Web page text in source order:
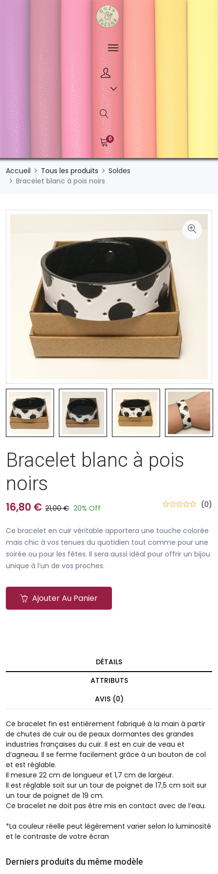
0
Accueil Tous les produits
Soldes
Bracelet blanc à pois noirs
Bracelet blanc à pois
noirs
16,80 € 21,00 € 20% Off (0)
Ce bracelet en cuir véritable apportera une touche colorée
mais chic à vos tenues du quotidien tout comme pour une
soirée ou pour les fêtes. Il sera aussi idéal pour offrir un bijou
unique à l’un de vos proches.
Ajouter Au Panier
DÉTAILS
ATTRIBUTS
AVIS (0)
Ce bracelet fin est entièrement fabriqué à la main à partir
de chutes de cuir ou de peaux dormantes des grandes
industries françaises du cuir. Il est en cuir de veau et
d’agneau. Il se ferme facilement grâce à un bouton de col
et est réglable.
Il mesure 22 cm de longueur et 1,7 cm de largeur.
Il est réglable soit sur un tour de poignet de 17,5 cm soit sur
un tour de poignet de 19 cm.
Ce bracelet ne doit pas être mis en contact avec de l’eau.
*La couleur réelle peut légèrement varier selon la luminosité
et le contraste de votre écran
Derniers produits du même modèle